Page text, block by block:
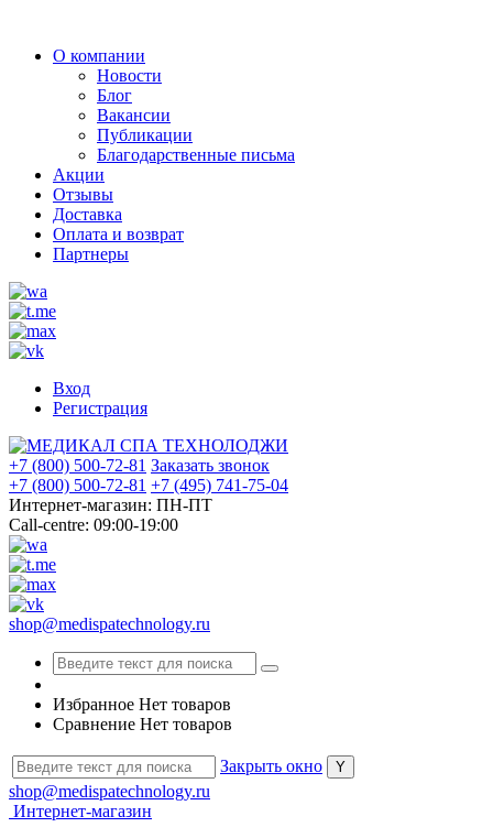
О компании
Новости
Блог
Вакансии
Публикации
Благодарственные письма
Акции
Отзывы
Доставка
Оплата и возврат
Партнеры
Вход
Регистрация
+7 (800) 500-72-81 Заказать звонок
+7 (800) 500-72-81 +7 (495) 741-75-04
Интернет-магазин: ПН-ПТ
Call-centre: 09:00-19:00
shop@medispatechnology.ru
Избранное Нет товаров
Сравнение Нет товаров
Закрыть окно
shop@medispatechnology.ru
Интернет-магазин